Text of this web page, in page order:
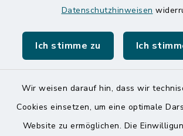
Datenschutzhinweisen
Ich stimme zu Ich
Wir weisen darauf hin, dass wir
Cookies einsetzen, um eine optimale
Website zu ermöglichen. Die
Kontakt
Barrierefreiheit
Impressum